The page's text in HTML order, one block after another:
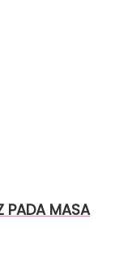
PADA MASA